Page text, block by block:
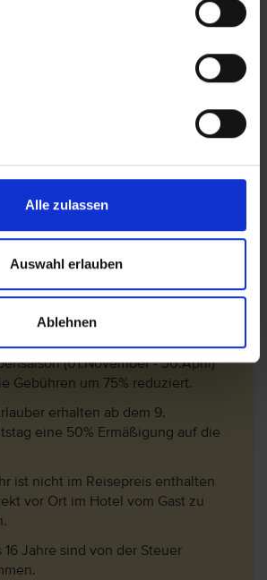
Alle zulassen
Auswahl erlauben
Ablehnen
Sie, dass ab 01. Juli 2016 eine
Steuer ist von der Hotel- bzw.
pro Person zzgl. MwSt. (10%)
(01.November - 30.April)
Gebühren um 75% reduziert.
erhalten ab dem 9.
eine 50% Ermäßigung auf die
ist nicht im Reisepreis enthalten
vor Ort im Hotel vom Gast zu
16 Jahre sind von der Steuer